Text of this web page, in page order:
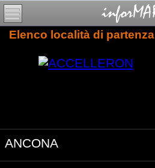
Elenco località di partenza
ANCONA